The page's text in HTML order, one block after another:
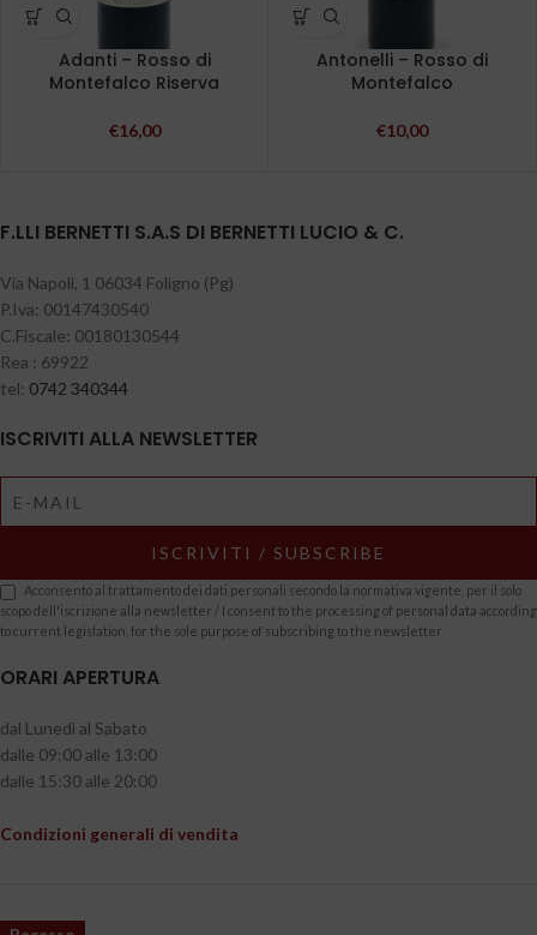
Adanti – Rosso di
Montefalco Riserva
€16,00
Antonelli – Rosso di
Montefalco
€10,00
F.LLI BERNETTI S.A.S DI BERNETTI LUCIO & C.
Via Napoli, 1 06034 Foligno (Pg)
P.Iva: 00147430540
C.Fiscale: 00180130544
Rea : 69922
tel: 0742 340344
ISCRIVITI ALLA NEWSLETTER
Acconsento al trattamento dei dati personali secondo la normativa vigente, per il solo
scopo dell'iscrizione alla newsletter / I consent to the processing of personal data according
to current legislation, for the sole purpose of subscribing to the newsletter
ORARI APERTURA
dal Lunedì al Sabato
dalle 09:00 alle 13:00
dalle 15:30 alle 20:00
Condizioni generali di vendita